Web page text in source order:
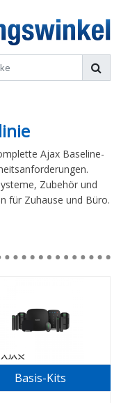
Ajax Baseline-
Zubehör und
für Zuhause und Büro.
Basis-Kits